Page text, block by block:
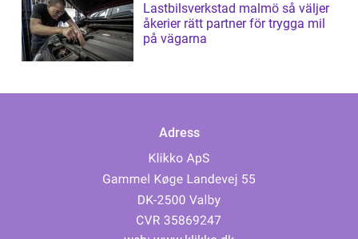
Lastbilsverkstad malmö så väljer
åkerier rätt partner för trygga mil
på vägarna
Adress